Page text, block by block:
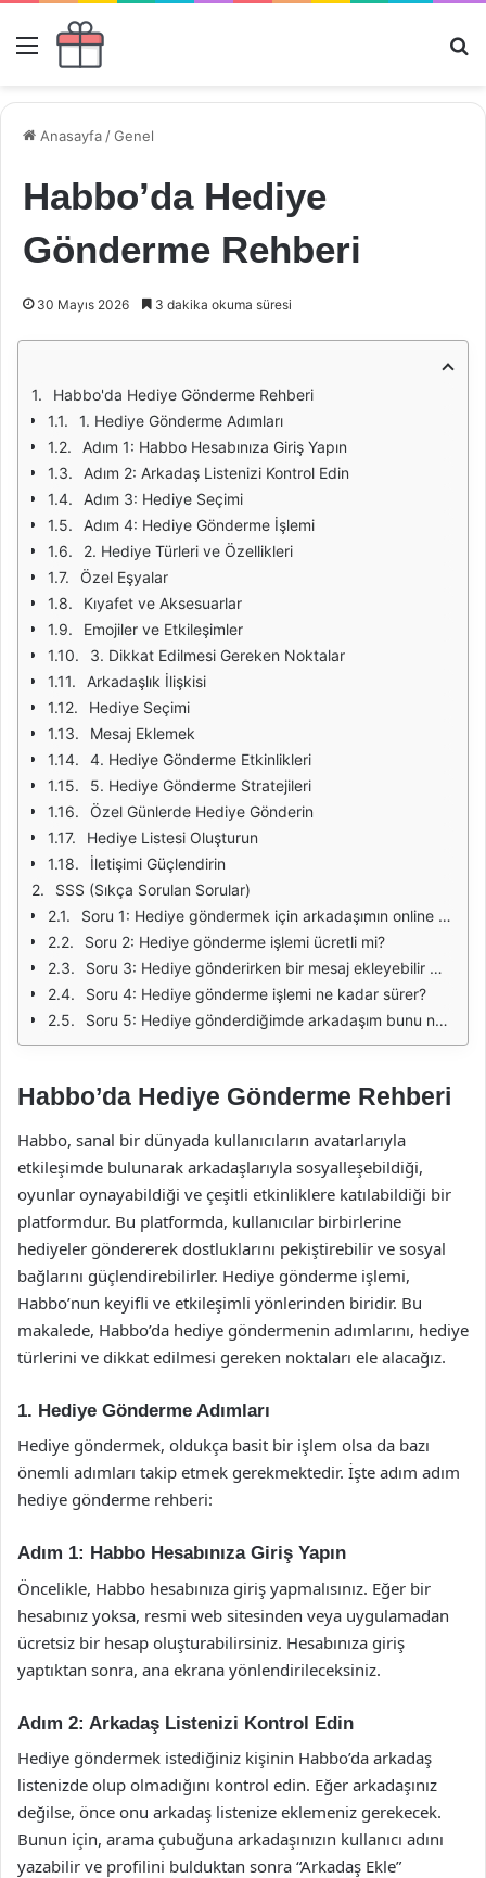
Menü
Anasayfa /Genel
Habbo’da Hediye
Gönderme Rehberi
30 Mayıs 2026 3 dakika okuma süresi
Habbo'da Hediye Gönderme Rehberi
1. Hediye Gönderme Adımları
Adım 1: Habbo Hesabınıza Giriş Yapın
Adım 2: Arkadaş Listenizi Kontrol Edin
Adım 3: Hediye Seçimi
Adım 4: Hediye Gönderme İşlemi
2. Hediye Türleri ve Özellikleri
Özel Eşyalar
Kıyafet ve Aksesuarlar
Emojiler ve Etkileşimler
3. Dikkat Edilmesi Gereken Noktalar
Arkadaşlık İlişkisi
Hediye Seçimi
Mesaj Eklemek
4. Hediye Gönderme Etkinlikleri
5. Hediye Gönderme Stratejileri
Özel Günlerde Hediye Gönderin
Hediye Listesi Oluşturun
İletişimi Güçlendirin
SSS (Sıkça Sorulan Sorular)
Soru 1: Hediye göndermek için arkadaşımın online olması gerekiyor mu?
Soru 2: Hediye gönderme işlemi ücretli mi?
Soru 3: Hediye gönderirken bir mesaj ekleyebilir miyim?
Soru 4: Hediye gönderme işlemi ne kadar sürer?
Soru 5: Hediye gönderdiğimde arkadaşım bunu nasıl görecek?
Habbo’da Hediye Gönderme Rehberi
Habbo, sanal bir dünyada kullanıcıların avatarlarıyla
etkileşimde bulunarak arkadaşlarıyla sosyalleşebildiği,
oyunlar oynayabildiği ve çeşitli etkinliklere katılabildiği bir
platformdur. Bu platformda, kullanıcılar birbirlerine
hediyeler göndererek dostluklarını pekiştirebilir ve sosyal
bağlarını güçlendirebilirler. Hediye gönderme işlemi,
Habbo’nun keyifli ve etkileşimli yönlerinden biridir. Bu
makalede, Habbo’da hediye göndermenin adımlarını, hediye
türlerini ve dikkat edilmesi gereken noktaları ele alacağız.
1. Hediye Gönderme Adımları
Hediye göndermek, oldukça basit bir işlem olsa da bazı
önemli adımları takip etmek gerekmektedir. İşte adım adım
hediye gönderme rehberi:
Adım 1: Habbo Hesabınıza Giriş Yapın
Öncelikle, Habbo hesabınıza giriş yapmalısınız. Eğer bir
hesabınız yoksa, resmi web sitesinden veya uygulamadan
ücretsiz bir hesap oluşturabilirsiniz. Hesabınıza giriş
yaptıktan sonra, ana ekrana yönlendirileceksiniz.
Adım 2: Arkadaş Listenizi Kontrol Edin
Hediye göndermek istediğiniz kişinin Habbo’da arkadaş
listenizde olup olmadığını kontrol edin. Eğer arkadaşınız
değilse, önce onu arkadaş listenize eklemeniz gerekecek.
Bunun için, arama çubuğuna arkadaşınızın kullanıcı adını
yazabilir ve profilini bulduktan sonra “Arkadaş Ekle”